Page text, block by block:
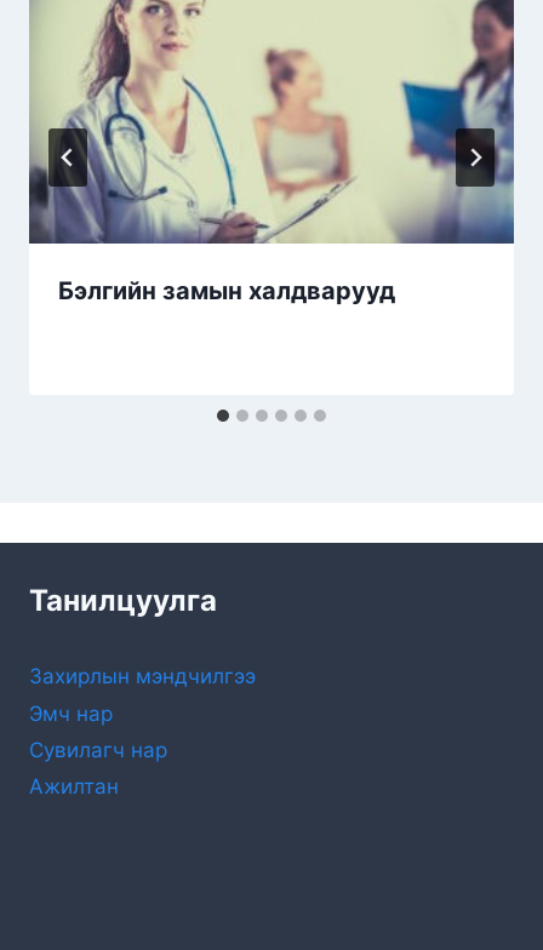
Бэлгийн замын халдварууд
Танилцуулга
Захирлын мэндчилгээ
Эмч нар
Сувилагч нар
Ажилтан